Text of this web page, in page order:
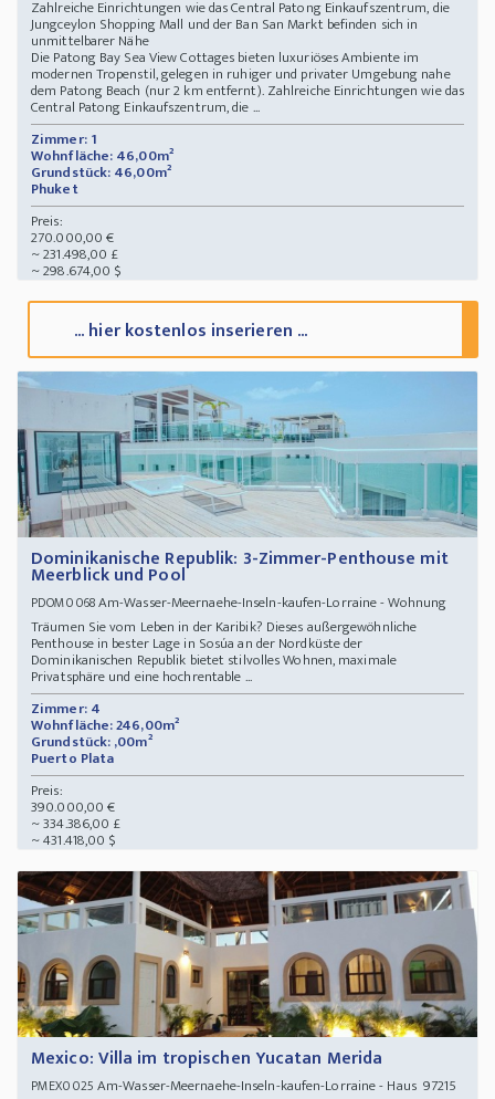
Zahlreiche Einrichtungen wie das Central Patong Einkaufszentrum, die
Jungceylon Shopping Mall und der Ban San Markt befinden sich in
unmittelbarer Nähe
Die Patong Bay Sea View Cottages bieten luxuriöses Ambiente im
modernen Tropenstil, gelegen in ruhiger und privater Umgebung nahe
dem Patong Beach (nur 2 km entfernt). Zahlreiche Einrichtungen wie das
Central Patong Einkaufszentrum, die ...
Zimmer: 1
Wohnfläche: 46,00m²
Grundstück: 46,00m²
Phuket
Preis:
270.000,00 €
~ 231.498,00 £
~ 298.674,00 $
... hier kostenlos inserieren ...
Dominikanische Republik: 3-Zimmer-Penthouse mit
Meerblick und Pool
PDOM0068Am-Wasser-Meernaehe-Inseln-kaufen-Lorraine - Wohnung
Träumen Sie vom Leben in der Karibik? Dieses außergewöhnliche
Penthouse in bester Lage in Sosúa an der Nordküste der
Dominikanischen Republik bietet stilvolles Wohnen, maximale
Privatsphäre und eine hochrentable ...
Zimmer: 4
Wohnfläche: 246,00m²
Grundstück: ,00m²
Puerto Plata
Preis:
390.000,00 €
~ 334.386,00 £
~ 431.418,00 $
Mexico: Villa im tropischen Yucatan Merida
PMEX0025 Am-Wasser-Meernaehe-Inseln-kaufen-Lorraine - Haus 97215